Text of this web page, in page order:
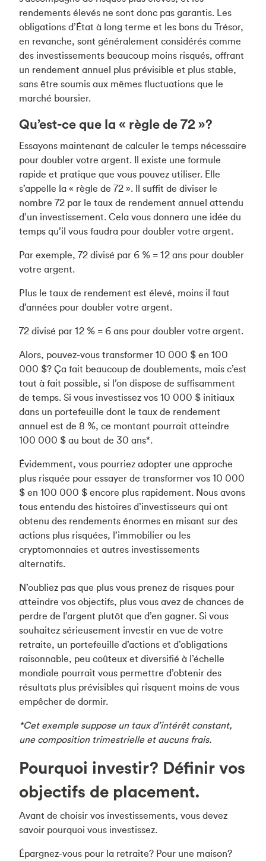
rendements élevés ne sont donc pas garantis. Les
obligations d’État à long terme et les bons du Trésor,
en revanche, sont généralement considérés comme
des investissements beaucoup moins risqués, offrant
un rendement annuel plus prévisible et plus stable,
sans être soumis aux mêmes fluctuations que le
marché boursier.
Qu’est-ce que la « règle de 72 »?
Essayons maintenant de calculer le temps nécessaire
pour doubler votre argent. Il existe une formule
rapide et pratique que vous pouvez utiliser. Elle
s’appelle la « règle de 72 ». Il suffit de diviser le
nombre 72 par le taux de rendement annuel attendu
d’un investissement. Cela vous donnera une idée du
temps qu’il vous faudra pour doubler votre argent.
Par exemple, 72 divisé par 6 % = 12 ans pour doubler
votre argent.
Plus le taux de rendement est élevé, moins il faut
d’années pour doubler votre argent.
72 divisé par 12 % = 6 ans pour doubler votre argent.
Alors, pouvez-vous transformer 10 000 $ en 100
000 $? Ça fait beaucoup de doublements, mais c’est
tout à fait possible, si l’on dispose de suffisamment
de temps. Si vous investissez vos 10 000 $ initiaux
dans un portefeuille dont le taux de rendement
annuel est de 8 %, ce montant pourrait atteindre
100 000 $ au bout de 30 ans*.
Évidemment, vous pourriez adopter une approche
plus risquée pour essayer de transformer vos 10 000
$ en 100 000 $ encore plus rapidement. Nous avons
tous entendu des histoires d’investisseurs qui ont
obtenu des rendements énormes en misant sur des
actions plus risquées, l’immobilier ou les
cryptomonnaies et autres investissements
alternatifs.
N’oubliez pas que plus vous prenez de risques pour
atteindre vos objectifs, plus vous avez de chances de
perdre de l’argent plutôt que d’en gagner. Si vous
souhaitez sérieusement investir en vue de votre
retraite, un portefeuille d’actions et d’obligations
raisonnable, peu coûteux et diversifié à l’échelle
mondiale pourrait vous permettre d’obtenir des
résultats plus prévisibles qui risquent moins de vous
empêcher de dormir.
*Cet exemple suppose un taux d’intérêt constant,
une composition trimestrielle et aucuns frais.
Pourquoi investir? Définir vos
objectifs de placement.
Avant de choisir vos investissements, vous devez
savoir pourquoi vous investissez.
Épargnez-vous pour la retraite? Pour une maison?